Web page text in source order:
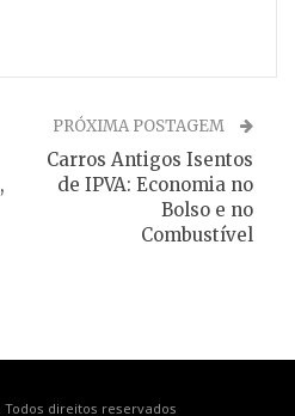
PRÓXIMA POSTAGEM
Carros Antigos Isentos
de IPVA: Economia no
Bolso e no
Combustível
Todos direitos reservados